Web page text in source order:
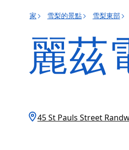
家 雪梨的景點 雪梨東部
麗茲
45 St Pauls Street